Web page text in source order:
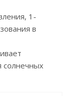
1-
в
солнечных